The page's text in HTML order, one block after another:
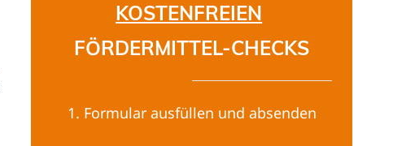
KOSTENFREIEN
FÖRDERMITTEL-CHECKS
1. Formular ausfüllen und absenden